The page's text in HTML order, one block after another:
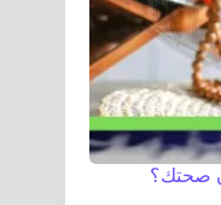
صحتك؟